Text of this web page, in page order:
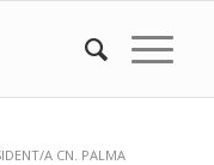
A CN. PALMA